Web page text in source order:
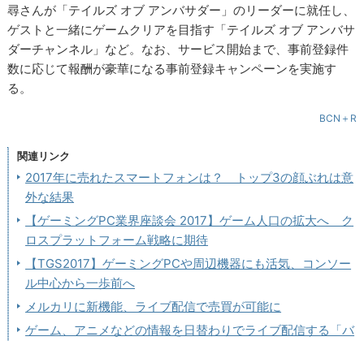
尋さんが「テイルズ オブ アンバサダー」のリーダーに就任し、
ゲストと一緒にゲームクリアを目指す「テイルズ オブ アンバサ
ダーチャンネル」など。なお、サービス開始まで、事前登録件
数に応じて報酬が豪華になる事前登録キャンペーンを実施す
る。
BCN＋R
関連リンク
2017年に売れたスマートフォンは？ トップ3の顔ぶれは意
外な結果
【ゲーミングPC業界座談会 2017】ゲーム人口の拡大へ ク
ロスプラットフォーム戦略に期待
【TGS2017】ゲーミングPCや周辺機器にも活気、コンソー
ル中心から一歩前へ
メルカリに新機能、ライブ配信で売買が可能に
ゲーム、アニメなどの情報を日替わりでライブ配信する「バ